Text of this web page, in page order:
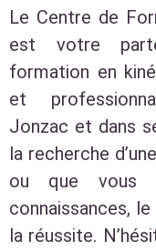
Le Centre de
est votre
formation en
et
Jonzac et dans
la recherche
ou que vous
connaissances,
la réussite.